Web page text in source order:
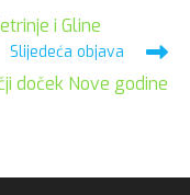
i Gline
Slijedeća objava
doček Nove godine